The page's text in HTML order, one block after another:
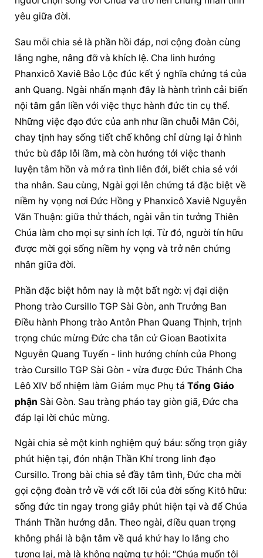
yêu giữa đời.
Sau mỗi chia sẻ là phần hồi đáp, nơi cộng đoàn cùng
lắng nghe, nâng đỡ và khích lệ. Cha linh hướng
Phanxicô Xaviê Bảo Lộc đúc kết ý nghĩa chứng tá của
anh Quang. Ngài nhấn mạnh đây là hành trình cải biến
nội tâm gắn liền với việc thực hành đức tin cụ thể.
Những việc đạo đức của anh như lần chuỗi Mân Côi,
chay tịnh hay sống tiết chế không chỉ dừng lại ở hình
thức bù đắp lỗi lầm, mà còn hướng tới việc thanh
luyện tâm hồn và mở ra tình liên đới, biết chia sẻ với
tha nhân. Sau cùng, Ngài gợi lên chứng tá đặc biệt về
niềm hy vọng nơi Đức Hồng y Phanxicô Xaviê Nguyễn
Văn Thuận: giữa thử thách, ngài vẫn tin tưởng Thiên
Chúa làm cho mọi sự sinh ích lợi. Từ đó, người tín hữu
được mời gọi sống niềm hy vọng và trở nên chứng
nhân giữa đời.
Phần đặc biệt hôm nay là một bất ngờ: vị đại diện
Phong trào Cursillo TGP Sài Gòn, anh Trưởng Ban
Điều hành Phong trào Antôn Phan Quang Thịnh, trịnh
trọng chúc mừng Đức cha tân cử Gioan Baotixita
Nguyễn Quang Tuyến - linh hướng chính của Phong
trào Cursillo TGP Sài Gòn - vừa được Đức Thánh Cha
Lêô XIV bổ nhiệm làm Giám mục Phụ tá Tổng Giáo
phận Sài Gòn. Sau tràng pháo tay giòn giã, Đức cha
đáp lại lời chúc mừng.
Ngài chia sẻ một kinh nghiệm quý báu: sống trọn giây
phút hiện tại, đón nhận Thần Khí trong linh đạo
Cursillo. Trong bài chia sẻ đầy tâm tình, Đức cha mời
gọi cộng đoàn trở về với cốt lõi của đời sống Kitô hữu:
sống đức tin ngay trong giây phút hiện tại và để Chúa
Thánh Thần hướng dẫn. Theo ngài, điều quan trọng
không phải là bận tâm về quá khứ hay lo lắng cho
tương lai, mà là không ngừng tự hỏi: “Chúa muốn tôi